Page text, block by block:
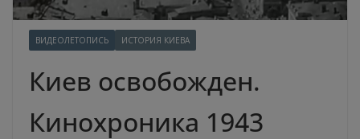
ВИДЕОЛЕТОПИСЬ ИСТОРИЯ КИЕВА
Киев освобожден.
Кинохроника 1943